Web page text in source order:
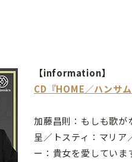
【information】
CD『HOME／ハンサム
加藤昌則：もしも歌が
呈／トスティ：マリア
ー：貴女を愛してい